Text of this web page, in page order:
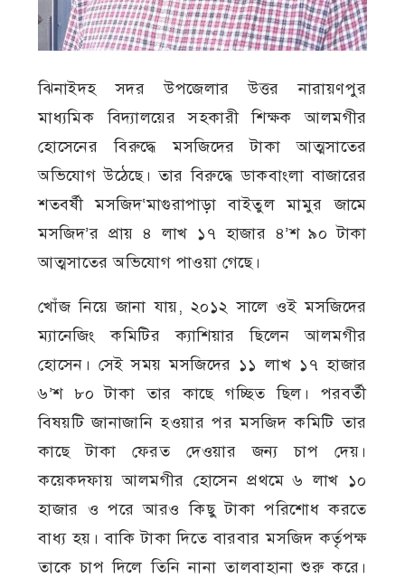
ঝিনাইদহ সদর উপজেলার উত্তর নারায়ণপুর
মাধ্যমিক বিদ্যালয়ের সহকারী শিক্ষক আলমগীর
হোসেনের বিরুদ্ধে মসজিদের টাকা আত্মসাতের
অভিযোগ উঠেছে। তার বিরুদ্ধে ডাকবাংলা বাজারের
শতবর্ষী মসজিদ‘মাগুরাপাড়া বাইতুল মামুর জামে
মসজিদ’র প্রায় ৪ লাখ ১৭ হাজার ৪’শ ৯০ টাকা
আত্মসাতের অভিযোগ পাওয়া গেছে।
খোঁজ নিয়ে জানা যায়, ২০১২ সালে ওই মসজিদের
ম্যানেজিং কমিটির ক্যাশিয়ার ছিলেন আলমগীর
হোসেন। সেই সময় মসজিদের ১১ লাখ ১৭ হাজার
৬’শ ৮০ টাকা তার কাছে গচ্ছিত ছিল। পরবর্তী
বিষয়টি জানাজানি হওয়ার পর মসজিদ কমিটি তার
কাছে টাকা ফেরত দেওয়ার জন্য চাপ দেয়।
কয়েকদফায় আলমগীর হোসেন প্রথমে ৬ লাখ ১০
হাজার ও পরে আরও কিছু টাকা পরিশোধ করতে
বাধ্য হয়। বাকি টাকা দিতে বারবার মসজিদ কর্তৃপক্ষ
তাকে চাপ দিলে তিনি নানা তালবাহানা শুরু করে।